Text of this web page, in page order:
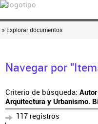
» Explorar documentos
Navegar por
Criterio de búsqueda:
Arquitectura y Urbanismo.
117 registros